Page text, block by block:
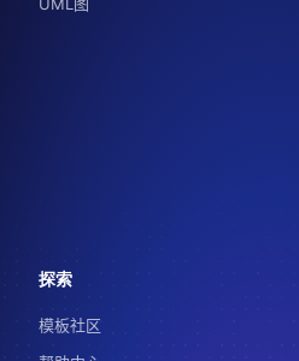
探索
模板社区